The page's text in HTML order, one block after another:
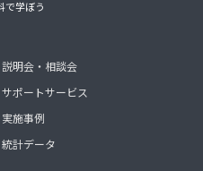
で学ぼう
説明会・相談会
サポートサービス
実施事例
統計データ